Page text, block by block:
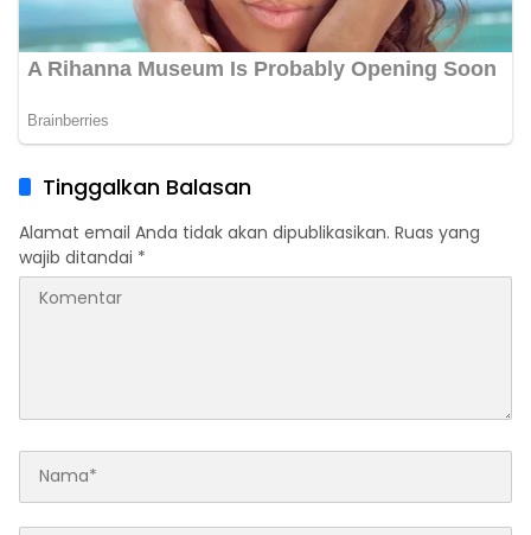
Tinggalkan Balasan
Alamat email Anda tidak akan dipublikasikan. Ruas yang
wajib ditandai *